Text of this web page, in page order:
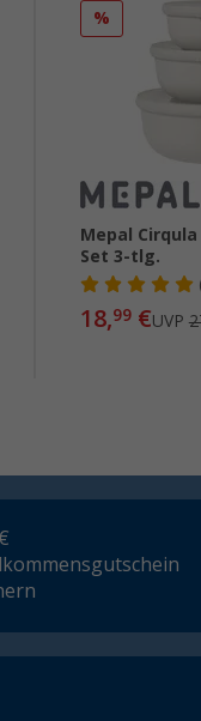
%
Mepal
Set 3-tlg.
18,99€UVP